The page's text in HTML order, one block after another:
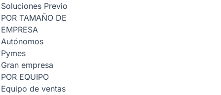
Soluciones Previo
POR TAMAÑO DE
EMPRESA
Autónomos
Pymes
Gran empresa
POR EQUIPO
Equipo de ventas